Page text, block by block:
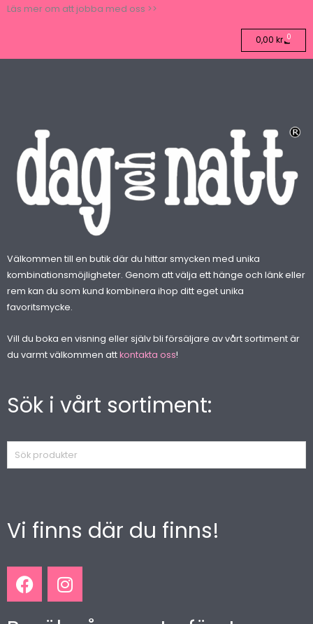
Läs mer om att jobba med oss >>
0,00 kr 0
Välkommen till en butik där du hittar smycken med unika
kombinationsmöjligheter. Genom att välja ett hänge och länk eller
rem kan du som kund kombinera ihop ditt eget unika
favoritsmycke.
Vill du boka en visning eller själv bli försäljare av vårt sortiment är
du varmt välkommen attkontakta oss!
Sök i vårt sortiment:
Vi finns där du finns!
F
a
c
I
n
s